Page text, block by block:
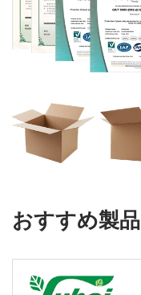
おすすめ製品